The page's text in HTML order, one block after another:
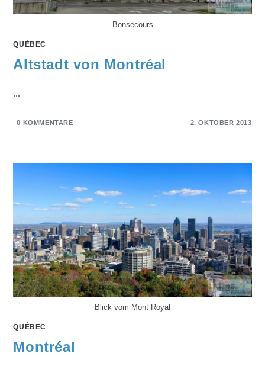
Bonsecours
QUÉBEC
Altstadt von Montréal
...
0 KOMMENTARE 2. OKTOBER 2013
Blick vom Mont Royal
QUÉBEC
Montréal